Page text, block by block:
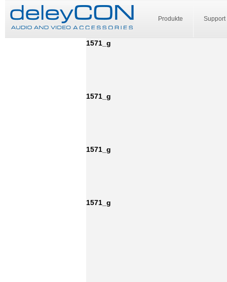
Produkte Support
1571_g
1571_g
1571_g
1571_g